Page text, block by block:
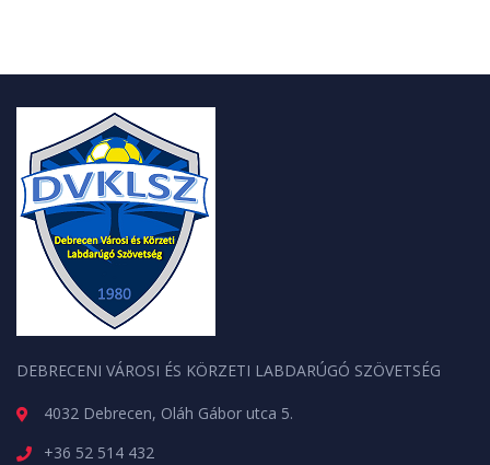
DEBRECENI VÁROSI ÉS KÖRZETI LABDARÚGÓ SZÖVETSÉG
4032 Debrecen, Oláh Gábor utca 5.
+36 52 514 432